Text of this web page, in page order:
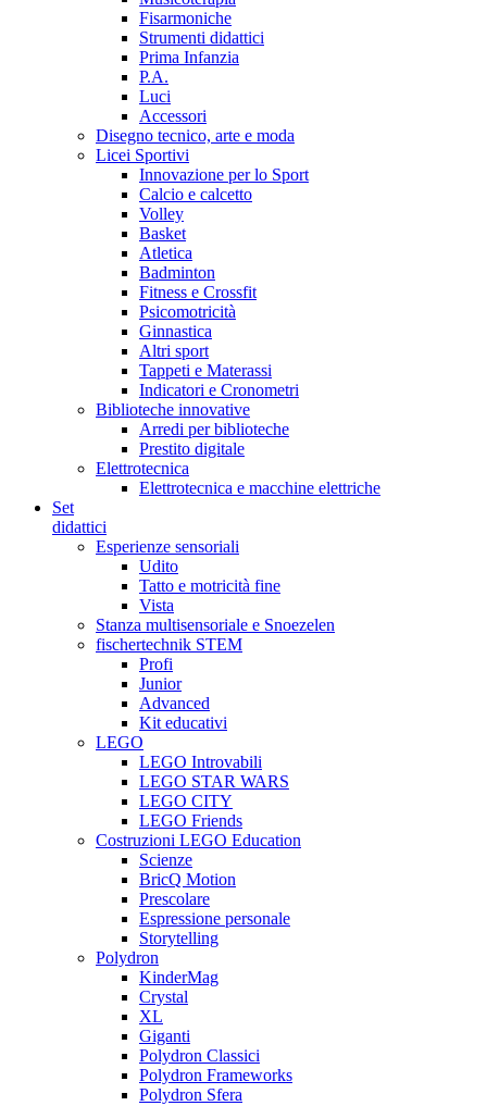
Fisarmoniche
Strumenti didattici
Prima Infanzia
P.A.
Luci
Accessori
Disegno tecnico, arte e moda
Licei Sportivi
Innovazione per lo Sport
Calcio e calcetto
Volley
Basket
Atletica
Badminton
Fitness e Crossfit
Psicomotricità
Ginnastica
Altri sport
Tappeti e Materassi
Indicatori e Cronometri
Biblioteche innovative
Arredi per biblioteche
Prestito digitale
Elettrotecnica
Elettrotecnica e macchine elettriche
Set
didattici
Esperienze sensoriali
Udito
Tatto e motricità fine
Vista
Stanza multisensoriale e Snoezelen
fischertechnik STEM
Profi
Junior
Advanced
Kit educativi
LEGO
LEGO Introvabili
LEGO STAR WARS
LEGO CITY
LEGO Friends
Costruzioni LEGO Education
Scienze
BricQ Motion
Prescolare
Espressione personale
Storytelling
Polydron
KinderMag
Crystal
XL
Giganti
Polydron Classici
Polydron Frameworks
Polydron Sfera